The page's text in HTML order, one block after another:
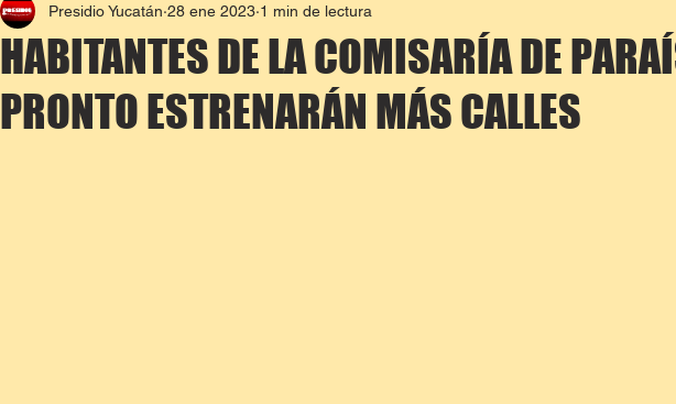
HABITANTES DE LA COMISARÍA DE
PRONTO ESTRENARÁN MÁS CALLES
Presidio Yucatán 28 ene 2023 1 min de lectura